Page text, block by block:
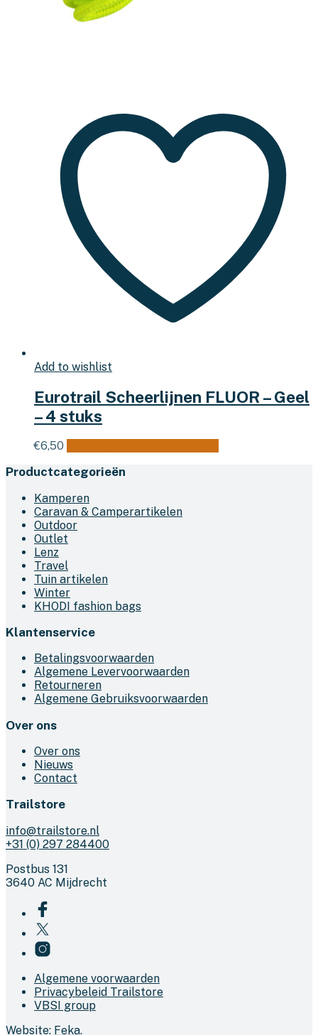
Add to wishlist
Eurotrail Scheerlijnen FLUOR – Geel
– 4 stuks
€6,50
Productcategorieën
Kamperen
Caravan & Camperartikelen
Outdoor
Outlet
Lenz
Travel
Tuin artikelen
Winter
KHODI fashion bags
Klantenservice
Betalingsvoorwaarden
Algemene Levervoorwaarden
Retourneren
Algemene Gebruiksvoorwaarden
Over ons
Over ons
Nieuws
Contact
Trailstore
info@trailstore.nl
+31 (0) 297 284400
Postbus 131
3640 AC Mijdrecht
Algemene voorwaarden
Privacybeleid Trailstore
VBSI group
Website: Feka.